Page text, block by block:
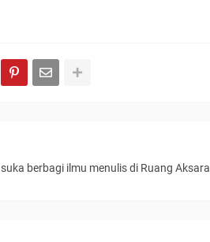
berbagi ilmu menulis di Ruang Aksara